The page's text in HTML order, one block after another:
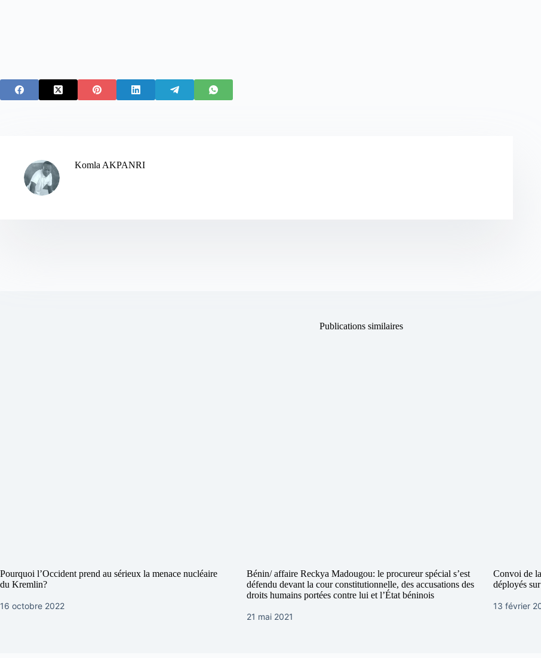
Komla AKPANRI
Publications similaires
Pourquoi l’Occident prend au sérieux la menace nucléaire
du Kremlin?
16 octobre 2022
Bénin/ affaire Reckya Madougou: le procureur spécial s’est
défendu devant la cour constitutionnelle, des accusations des
droits humains portées contre lui et l’État béninois
21 mai 2021
Convoi de
déployés
13 février